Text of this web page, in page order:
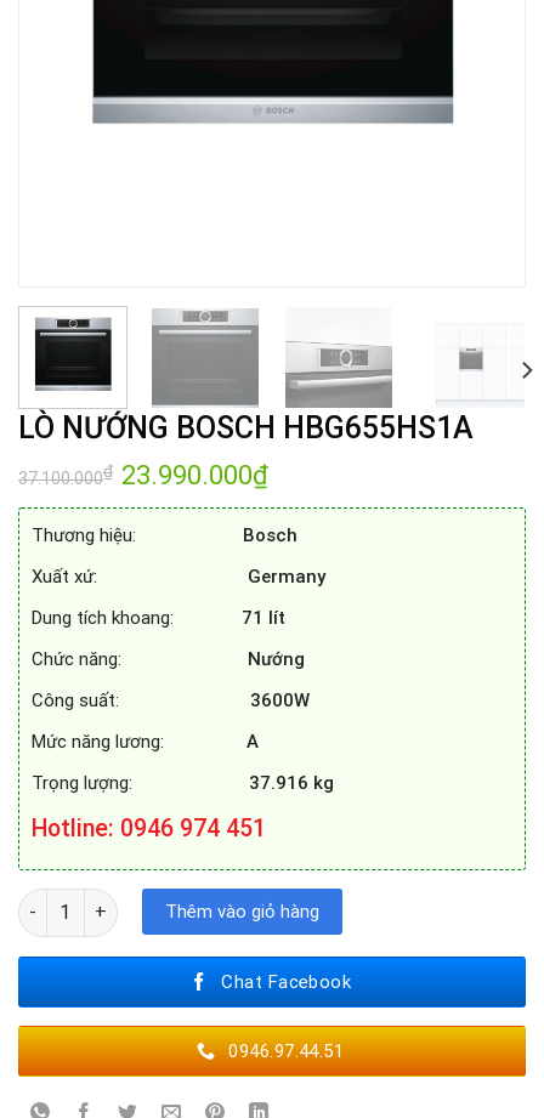
LÒ NƯỚNG BOSCH HBG655HS1A
37.100.000₫ Giá
gốc
là:
23.990.000₫Giá
tại
23.990.000₫.
Thương hiệu:
Bosch
Xuất xứ:
Germany
Dung tích khoang:
71
lít
Chức năng:
Nướng
Công suất:
3600W
Mức năng lương: A
Trọng lượng: 37.916 kg
Hotline: 0946 974 451
LÒ NƯỚNG BOSCH HBG655HS1A số lượng
Thêm vào giỏ hàng
Chat Facebook
0946.97.44.51